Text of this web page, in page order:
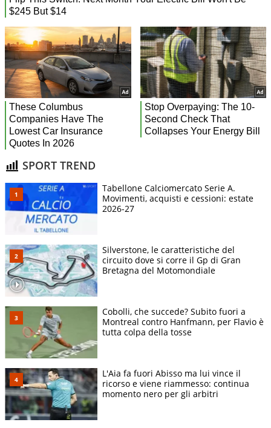
SPORT TREND
Tabellone Calciomercato Serie A.
Movimenti, acquisti e cessioni: estate
2026-27
Silverstone, le caratteristiche del
circuito dove si corre il Gp di Gran
Bretagna del Motomondiale
Cobolli, che succede? Subito fuori a
Montreal contro Hanfmann, per Flavio è
tutta colpa della tosse
L'Aia fa fuori Abisso ma lui vince il
ricorso e viene riammesso: continua
momento nero per gli arbitri